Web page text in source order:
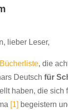
lieber Leser,
Bücherliste, die
Deutsch für
haben, die sich
[1] begeistern